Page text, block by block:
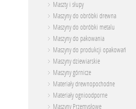
Maszty i słupy
Maszyny do obróbki drewna
Maszyny do obróbki metalu
Maszyny do pakowania
Maszyny do produkcji opakowań
Maszyny dziewiarskie
Maszyny górnicze
Materiały drewnopochodne
Materiały ognioodporne
Maszyny Przemysłowe